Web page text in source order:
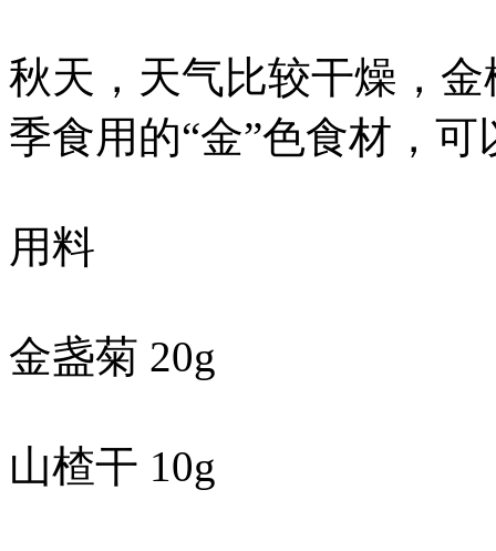
秋天，天气比较干燥，
季食用的“金”色食材，
用料
金盏菊 20g
山楂干 10g